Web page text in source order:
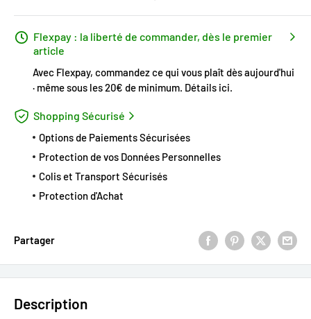
Flexpay : la liberté de commander, dès le premier
article
Avec Flexpay, commandez ce qui vous plaît dès aujourd'hui
· même sous les 20€ de minimum. Détails ici.
Shopping Sécurisé
Options de Paiements Sécurisées
Protection de vos Données Personnelles
Colis et Transport Sécurisés
Protection d'Achat
Partager
Description